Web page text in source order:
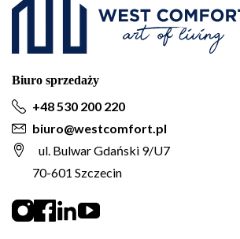
Biuro sprzedaży
+48 530 200 220
biuro@westcomfort.pl
ul. Bulwar Gdański 9/U7
70-601 Szczecin